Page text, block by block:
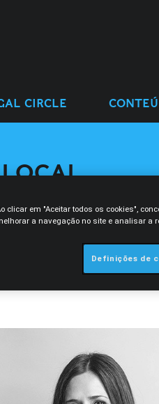
CIRCLE
clicar em "Aceitar todos os cookies",
a navegação no site e analisar a
Definições de